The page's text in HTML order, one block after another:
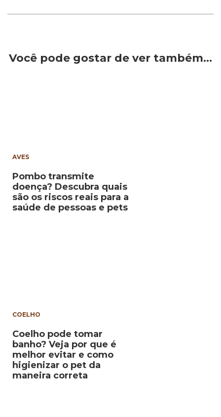
Você pode gostar de ver também…
AVES
Pombo transmite
doença? Descubra quais
são os riscos reais para a
saúde de pessoas e pets
COELHO
Coelho pode tomar
banho? Veja por que é
melhor evitar e como
higienizar o pet da
maneira correta